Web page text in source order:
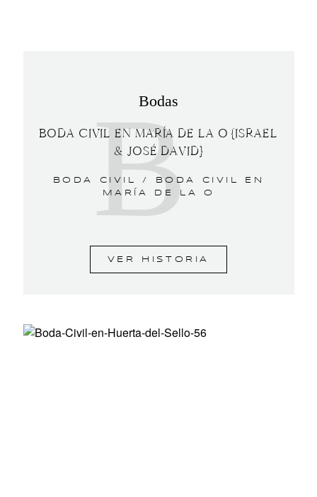
B
Bodas
BODA CIVIL EN MARÍA DE LA O {ISRAEL
& JOSÉ DAVID}
BODA CIVIL /
BODA CIVIL EN
MARÍA DE LA O
VER HISTORIA